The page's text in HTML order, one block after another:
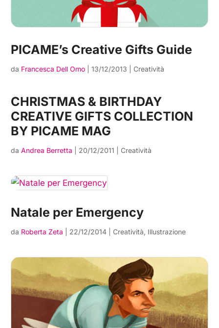
PICAME’s Creative Gifts Guide
da Francesca Dell Omo |13/12/2013 Creatività
CHRISTMAS & BIRTHDAY
CREATIVE GIFTS COLLECTION
BY PICAME MAG
daAndrea Berretta 20/12/2011 Creatività
Natale per Emergency
da Roberta Zeta 22/12/2014 Creatività, Illustrazione